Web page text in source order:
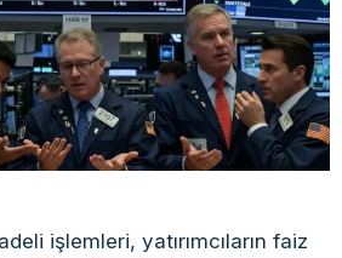
işlemleri, yatırımcıların faiz